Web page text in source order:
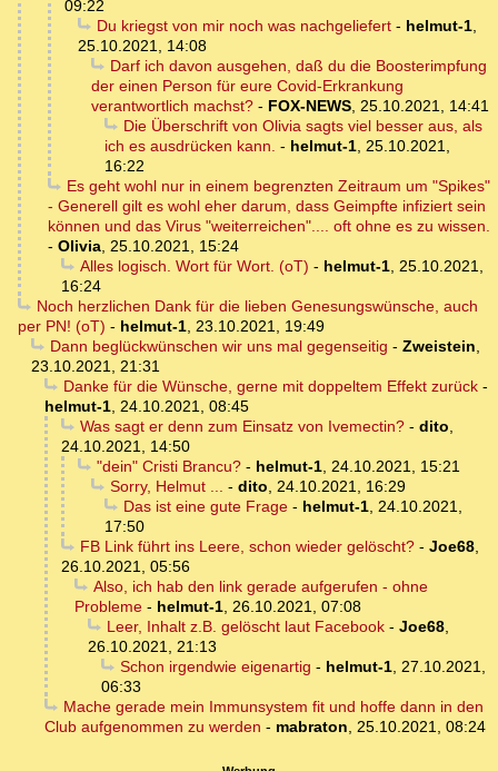
09:22
Du kriegst von mir noch was nachgeliefert- helmut-1,
25.10.2021, 14:08
Darf ich davon ausgehen, daß du die Boosterimpfung
der einen Person für eure Covid-Erkrankung
verantwortlich machst? - FOX-NEWS, 25.10.2021, 14:41
Die Überschrift von Olivia sagts viel besser aus, als
ich es ausdrücken kann. - helmut-1, 25.10.2021,
16:22
Es geht wohl nur in einem begrenzten Zeitraum um "Spikes"
- Generell gilt es wohl eher darum, dass Geimpfte infiziert sein
können und das Virus "weiterreichen".... oft ohne es zu wissen.
- Olivia, 25.10.2021, 15:24
Alles logisch. Wort für Wort. (oT) - helmut-1, 25.10.2021,
16:24
Noch herzlichen Dank für die lieben Genesungswünsche, auch
per PN! (oT) - helmut-1, 23.10.2021, 19:49
Dann beglückwünschen wir uns mal gegenseitig - Zweistein,
23.10.2021, 21:31
Danke für die Wünsche, gerne mit doppeltem Effekt zurück-
helmut-1, 24.10.2021, 08:45
Was sagt er denn zum Einsatz von Ivemectin?- dito,
24.10.2021, 14:50
"dein" Cristi Brancu?- helmut-1, 24.10.2021, 15:21
Sorry, Helmut ... - dito, 24.10.2021, 16:29
Das ist eine gute Frage- helmut-1, 24.10.2021,
17:50
FB Link führt ins Leere, schon wieder gelöscht?- Joe68,
26.10.2021, 05:56
Also, ich hab den link gerade aufgerufen - ohne
Probleme - helmut-1, 26.10.2021, 07:08
Leer, Inhalt z.B. gelöscht laut Facebook- Joe68,
26.10.2021, 21:13
Schon irgendwie eigenartig - helmut-1, 27.10.2021,
06:33
Mache gerade mein Immunsystem fit und hoffe dann in den
Club aufgenommen zu werden - mabraton, 25.10.2021, 08:24